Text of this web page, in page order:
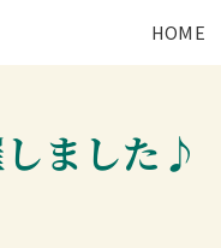
HOME
しました♪